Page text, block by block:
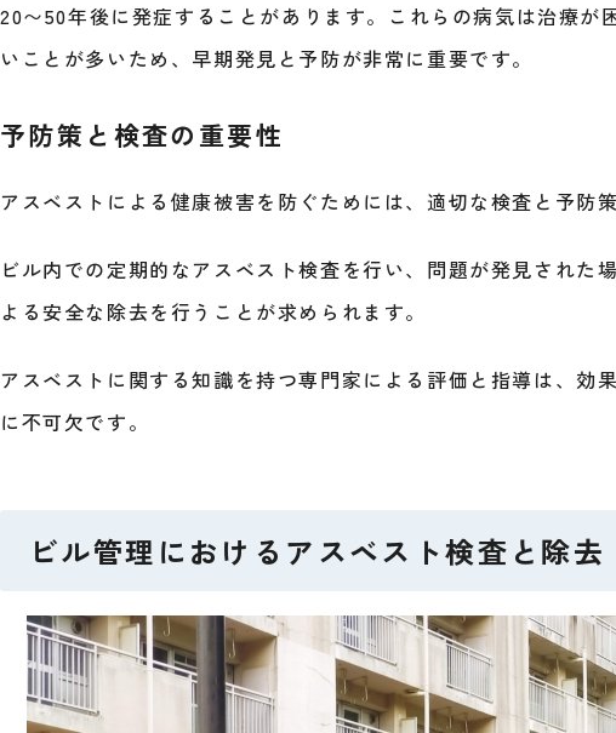
20〜50年後に発症することがあります。これらの病気は治療が
いことが多いため、早期発見と予防が非常に重要です。
予防策と検査の重要性
アスベストによる健康被害を防ぐためには、適切な検査と予防策
ビル内での定期的なアスベスト検査を行い、問題が発見された
よる安全な除去を行うことが求められます。
アスベストに関する知識を持つ専門家による評価と指導は、効
に不可欠です。
ビル管理におけるアスベスト検査と除去